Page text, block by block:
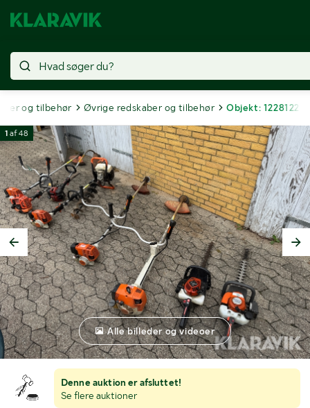
og tilbehør Øvrige redskaber og tilbehør Objekt: 1228122
Denne auktion er afsluttet!
Se flere auktioner
1 af48
Alle billeder og videoer